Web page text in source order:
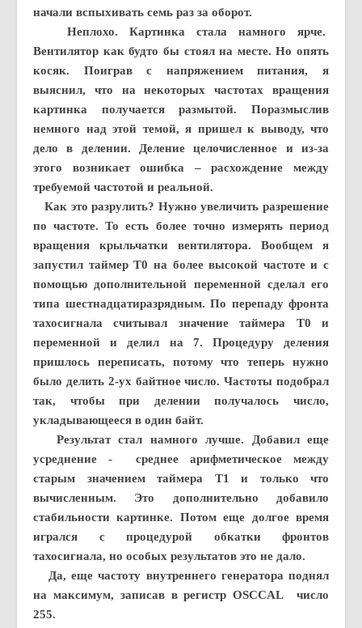
начали вспыхивать семь раз за оборот.
Неплохо. Картинка стала намного ярче.
Вентилятор как будто бы стоял на месте. Но опять
косяк. Поиграв с напряжением питания, я
выяснил, что на некоторых частотах вращения
картинка получается размытой. Поразмыслив
немного над этой темой, я пришел к выводу, что
дело в делении. Деление целочисленное и из-за
этого возникает ошибка – расхождение между
требуемой частотой и реальной.
Как это разрулить? Нужно увеличить разрешение
по частоте. То есть более точно измерять период
вращения крыльчатки вентилятора. Вообщем я
запустил таймер Т0 на более высокой частоте и с
помощью дополнительной переменной сделал его
типа шестнадцатиразрядным. По перепаду фронта
тахосигнала считывал значение таймера T0 и
переменной и делил на 7. Процедуру деления
пришлось переписать, потому что теперь нужно
было делить 2-ух байтное число. Частоты подобрал
так, чтобы при делении получалось число,
укладывающееся в один байт.
Результат стал намного лучше. Добавил еще
усреднение - среднее арифметическое между
старым значением таймера Т1 и только что
вычисленным. Это дополнительно добавило
стабильности картинке. Потом еще долгое время
игрался с процедурой обкатки фронтов
тахосигнала, но особых результатов это не дало.
Да, еще частоту внутреннего генератора поднял
на максимум, записав в регистр OSCCAL число
255.